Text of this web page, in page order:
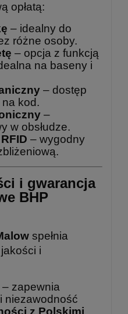
opłatą:
– idealny do
różne osoby.
– opcja z funkcją
na baseny i
– dostęp
kod.
–
w obsłudze.
– wygodny
i gwarancja
BHP
spełnia
i
– zapewnia
niezawodność
z Polskimi